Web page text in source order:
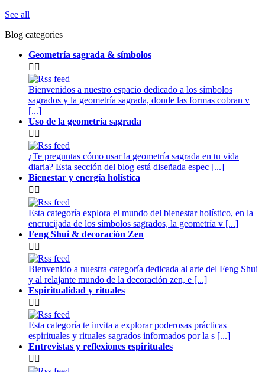
See all
Blog categories
Geometría sagrada & símbolos
 
Bienvenidos a nuestro espacio dedicado a los símbolos
sagrados y la geometría sagrada, donde las formas cobran v
[...]
Uso de la geometria sagrada
 
¿Te preguntas cómo usar la geometría sagrada en tu vida
diaria? Esta sección del blog está diseñada espec [...]
Bienestar y energía holística
 
Esta categoría explora el mundo del bienestar holístico, en la
encrucijada de los símbolos sagrados, la geometría v [...]
Feng Shui & decoración Zen
 
Bienvenido a nuestra categoría dedicada al arte del Feng Shui
y al relajante mundo de la decoración zen, e [...]
Espiritualidad y rituales
 
Esta categoría te invita a explorar poderosas prácticas
espirituales y rituales sagrados informados por la s [...]
Entrevistas y reflexiones espirituales
 